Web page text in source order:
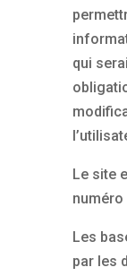
qui
Le site
numéro
Les
par les